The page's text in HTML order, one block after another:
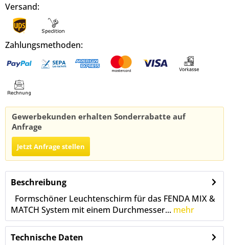
Versand:
Zahlungsmethoden:
Gewerbekunden erhalten Sonderrabatte auf
Anfrage
Jetzt Anfrage stellen
Beschreibung
Formschöner Leuchtenschirm für das FENDA MIX &
MATCH System mit einem Durchmesser... mehr
Technische Daten